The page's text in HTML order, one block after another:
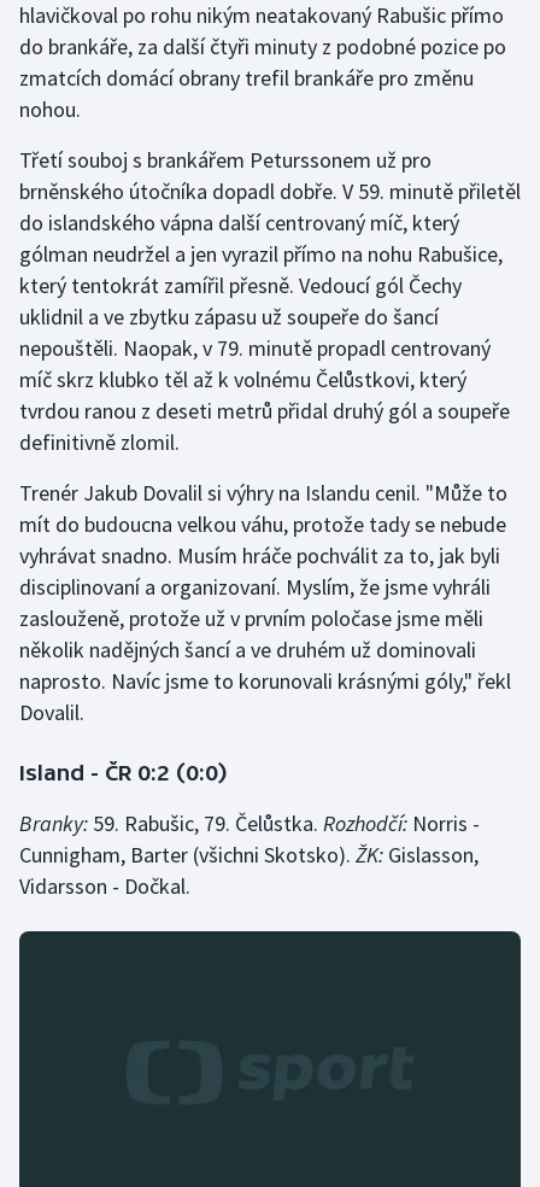
Lyže a snowboard
Moderní pětiboj
Motorsport
Olympijské hry
Parasport
Plavání
Plážový volejbal
Ragby
Rychlobruslení
Rychlostní kanoistika
Short track
Sportovní střelba
Veslování
hlavičkoval po rohu nikým neatakovaný Rabušic přímo
do brankáře, za další čtyři minuty z podobné pozice po
zmatcích domácí obrany trefil brankáře pro změnu
nohou.
Třetí souboj s brankářem Peturssonem už pro
brněnského útočníka dopadl dobře. V 59. minutě přiletěl
do islandského vápna další centrovaný míč, který
gólman neudržel a jen vyrazil přímo na nohu Rabušice,
který tentokrát zamířil přesně. Vedoucí gól Čechy
uklidnil a ve zbytku zápasu už soupeře do šancí
nepouštěli. Naopak, v 79. minutě propadl centrovaný
míč skrz klubko těl až k volnému Čelůstkovi, který
tvrdou ranou z deseti metrů přidal druhý gól a soupeře
definitivně zlomil.
Trenér Jakub Dovalil si výhry na Islandu cenil. "Může to
mít do budoucna velkou váhu, protože tady se nebude
vyhrávat snadno. Musím hráče pochválit za to, jak byli
disciplinovaní a organizovaní. Myslím, že jsme vyhráli
zaslouženě, protože už v prvním poločase jsme měli
několik nadějných šancí a ve druhém už dominovali
naprosto. Navíc jsme to korunovali krásnými góly," řekl
Dovalil.
Island - ČR 0:2 (0:0)
Branky: 59. Rabušic, 79. Čelůstka. Rozhodčí: Norris -
Cunnigham, Barter (všichni Skotsko). ŽK: Gislasson,
Vidarsson - Dočkal.